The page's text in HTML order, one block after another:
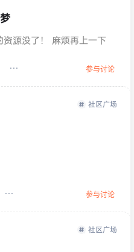
源没了！ 麻烦再上一下
参与讨论
社区广场
参与讨论
社区广场